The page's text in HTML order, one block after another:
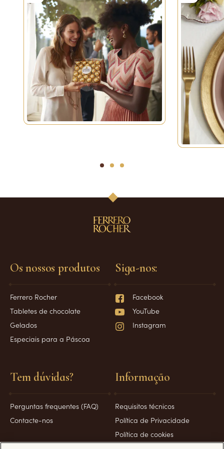
1 2 3
Os nossos produtos
Ferrero Rocher
Tabletes de chocolate
Gelados
Especiais para a Páscoa
Tem dúvidas?
Perguntas frequentes (FAQ)
Contacte-nos
Informação
Requisitos técnicos
Política de Privacidade
Política de cookies
Siga-nos:
Facebook
YouTube
Instagram